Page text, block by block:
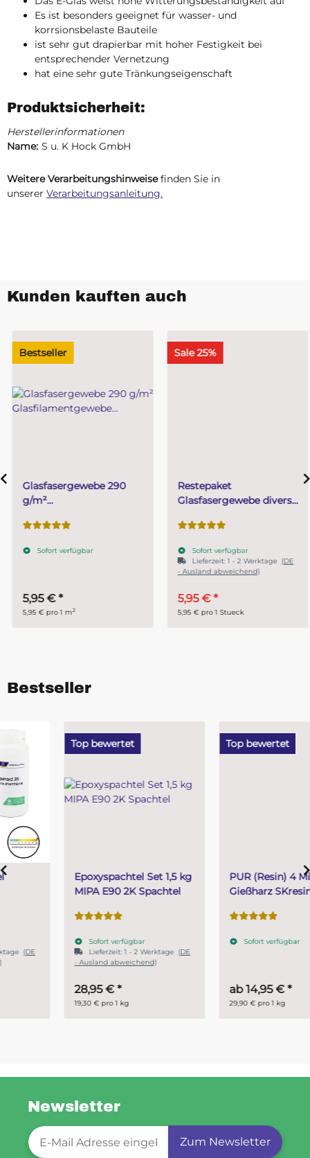
Es ist besonders geeignet für wasser- und
korrsionsbelaste Bauteile
ist sehr gut drapierbar mit hoher Festigkeit bei
entsprechender Vernetzung
hat eine sehr gute Tränkungseigenschaft
Produktsicherheit:
Herstellerinformationen
Name: S u. K Hock GmbH
Weitere Verarbeitungshinweisefinden Sie in
unserer Verarbeitungsanleitung.
Kunden kauften auch
Bestseller
Glasfasergewebe 290
g/m²
Köperbindung-Finish
Zuschnitt 1 m²
Sofort verfügbar
5,95 €*
5,95 € pro 1 m2
Sale 25%
Restepaket
Glasfasergewebe diverse
Sofort verfügbar
Lieferzeit:1 - 2 Werktage(DE
- Ausland abweichend)
5,95 €*
5,95 € pro 1 Stueck
Bestseller
Top bewertet
Epoxyspachtel Set 1,5 kg
MIPA E90 2K Spachtel
Sofort verfügbar
Lieferzeit:
1 - 2 Werktage(DE
- Ausland abweichend)
Top bewertet
PUR (Resin) 4 Minuten
Gießharz SKresin 6804
Sofort verfügbar
14,95 €*
Newsletter
Newsletter-Registrierung
Zum Newsletter